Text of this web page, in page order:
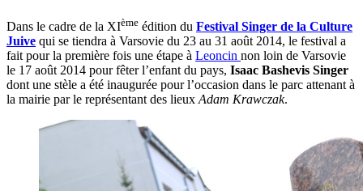
Dans le cadre de la XIème édition du Festival Singer de la Culture
Juive qui se tiendra à Varsovie du 23 au 31 août 2014, le festival a
fait pour la première fois une étape à Leoncin non loin de Varsovie
le 17 août 2014 pour fêter l’enfant du pays, Isaac Bashevis Singer
dont une stèle a été inaugurée pour l’occasion dans le parc attenant à
la mairie par le représentant des lieux Adam Krawczak.